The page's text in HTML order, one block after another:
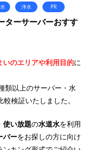
浄水 PR
ターサーバーおすす
いのエリアや利用目的に
類以上のサーバー・水
検証いたしました。
使い放題の水道水を利用
バーをお探しの方に向け